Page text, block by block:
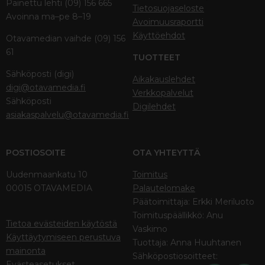
Painettu lehti (09) 156 665
Avoinna ma–pe 8–19
Otavamedian vaihde (09) 156
61
Sähköposti (digi)
digi@otavamedia.fi
Sähköposti
asiakaspalvelu@otavamedia.fi
Tietosuojaseloste
Avoimuusraportti
Käyttöehdot
TUOTTEET
Aikakauslehdet
Verkkopalvelut
Digilehdet
POSTIOSOITE
Uudenmaankatu 10
00015 OTAVAMEDIA
Tietoa evästeiden käytöstä
Käyttäytymiseen perustuva
mainonta
OTA YHTEYTTÄ
Toimitus
Palautelomake
Päätoimittaja: Erkki Meriluoto
Toimituspäällikkö: Anu
Vaskimo
Tuottaja: Anna Huuhtanen
Sähköpostiosoitteet: